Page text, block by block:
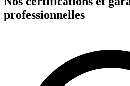
professionnelles